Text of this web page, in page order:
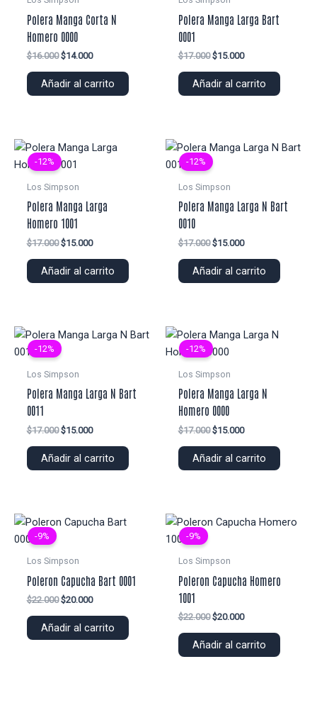
Polera Manga Corta N
Homero 0000
$16.000 El
original
$14.000El
actual
Añadir al carrito
Polera Manga Larga Bart
0001
$17.000 El
original
$15.000El
actual
Añadir al carrito
-12%
Los Simpson
Polera Manga Larga
Homero 1001
$17.000 El
original
$15.000El
actual
Añadir al carrito
-12%
Los Simpson
Polera Manga Larga N Bart
0010
$17.000 El
original
$15.000El
actual
Añadir al carrito
-12%
Los Simpson
Polera Manga Larga N Bart
0011
$17.000 El
original
era:
$15.000El
actual
es:
Añadir al carrito
-12%
Los Simpson
Polera Manga Larga N
Homero 0000
$17.000 El
original
era:
$15.000El
actual
es:
Añadir al carrito
-9%
Los Simpson
Poleron Capucha Bart 0001
$22.000 El
original
$20.000El
actual
Añadir al carrito
-9%
Los Simpson
Poleron Capucha Homero
1001
$22.000 El
original
$20.000El
actual
Añadir al carrito